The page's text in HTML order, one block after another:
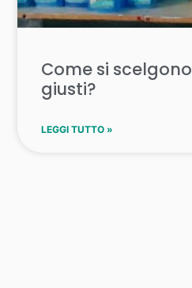
Come si
giusti?
LEGGI TUTTO »